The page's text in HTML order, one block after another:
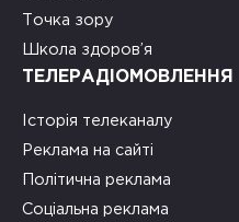
Точка зору
Школа здоров’я
ТЕЛЕРАДІОМОВЛЕННЯ
Історія телеканалу
Реклама на сайті
Політична реклама
Соціальна реклама